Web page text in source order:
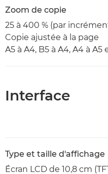
Zoom de copie
25 à 400 % (par
Copie ajustée à la page
A5 à A4, B5 à A4, A4 à A5
Interface
Type et taille d'affichage
Écran LCD de 10,8 cm